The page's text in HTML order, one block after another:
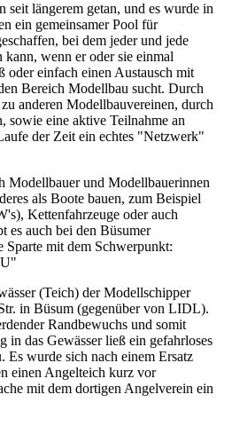
seit längerem getan, und es wurde in
ein gemeinsamer Pool für
bei dem jeder und jede
kann, wenn er oder sie einmal
oder einfach einen Austausch mit
Bereich Modellbau sucht. Durch
anderen Modellbauvereinen, durch
sowie eine aktive Teilnahme an
der Zeit ein echtes "Netzwerk"
Modellbauer und Modellbauerinnen
als Boote bauen, zum Beispiel
Kettenfahrzeuge oder auch
es auch bei den Büsumer
mit dem Schwerpunkt:
(Teich) der Modellschipper
in Büsum (gegenüber von LIDL).
Randbewuchs und somit
in das Gewässer ließ ein gefahrloses
Es wurde sich nach einem Ersatz
einen Angelteich kurz vor
mit dem dortigen Angelverein ein